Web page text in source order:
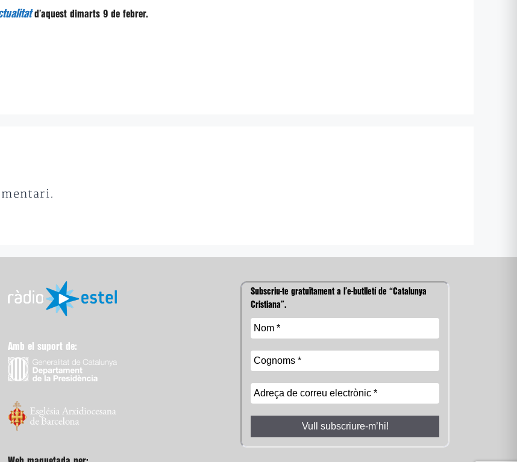
d’aquest dimarts 9 de febrer.
Amb el suport de:
Subscriu-te gratuïtament a l’e-butlletí de “Catalunya
Cristiana”.